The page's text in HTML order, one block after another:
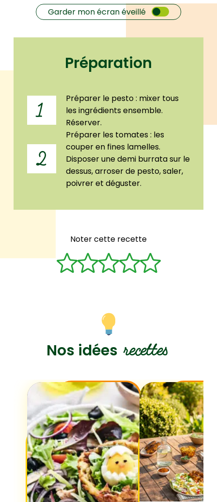
Garder mon écran éveillé
Préparation
1
Préparer le pesto : mixer tous
les ingrédients ensemble.
Réserver.
2
Préparer les tomates : les
couper en fines lamelles.
Disposer une demi burrata sur le
dessus, arroser de pesto, saler,
poivrer et déguster.
Noter cette recette
Nos idées recettes